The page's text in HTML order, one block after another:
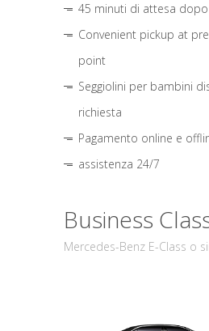
45 minuti di attesa
Convenient pickup at
point
Seggiolini per bambini
richiesta
Pagamento online e
assistenza 24/7
Business
Mercedes-Benz E-Class o